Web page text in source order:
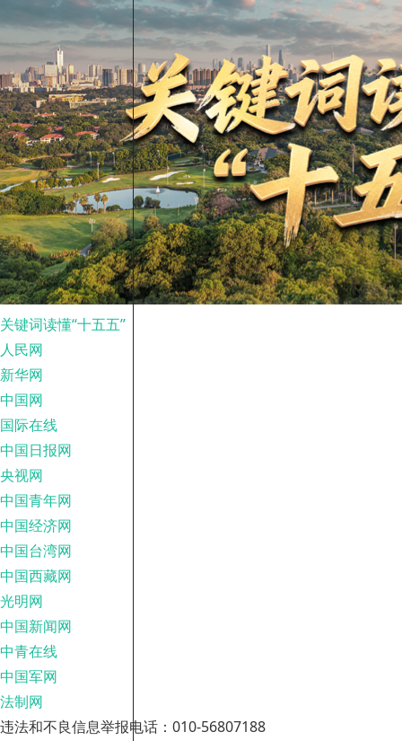
关键词读懂“十五五”
人民网
新华网
中国网
国际在线
中国日报网
央视网
中国青年网
中国经济网
中国台湾网
中国西藏网
光明网
中国新闻网
中青在线
中国军网
法制网
违法和不良信息举报电话：010-56807188